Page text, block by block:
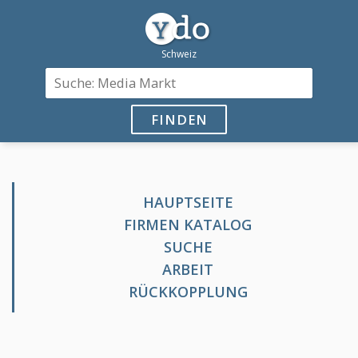
FINDEN
HAUPTSEITE
FIRMEN KATALOG
SUCHE
ARBEIT
RÜCKKOPPLUNG